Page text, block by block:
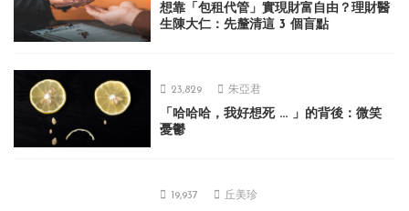
想靠「包租代管」實現財富自由？理財醫
生陳大仁：先釐清這 3 個盲點
23,829 朱亞君
「哈哈哈，我好想死 ... 」的背後：微笑
憂鬱
19,937 丘美珍